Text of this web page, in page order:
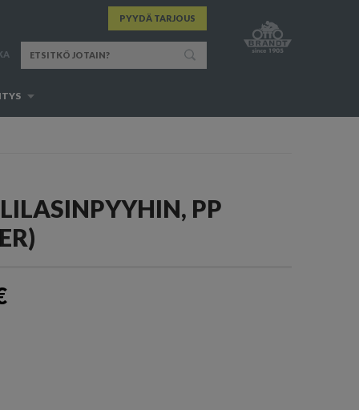
PYYDÄ TARJOUS
PP